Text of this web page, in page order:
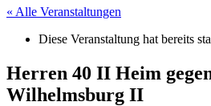
« Alle Veranstaltungen
Diese Veranstaltung hat bereits
Herren 40 II Heim
Wilhelmsburg II